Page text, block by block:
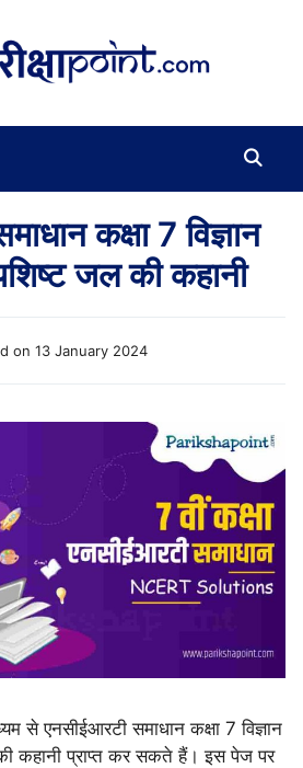
कक्षा 7 विज्ञान
जल की कहानी
on 13 January 2024
से एनसीईआरटी समाधान कक्षा 7 विज्ञान
कहानी प्राप्त कर सकते हैं। इस पेज पर